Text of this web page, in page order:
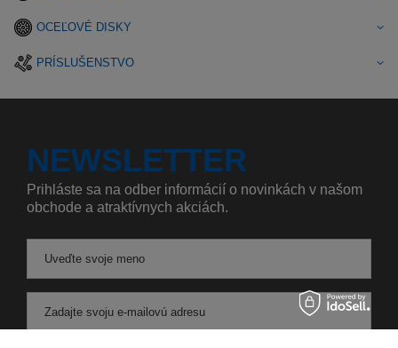
OCEĽOVÉ DISKY
PRÍSLUŠENSTVO
NEWSLETTER
Prihláste sa na odber informácií o novinkách v našom
obchode a atraktívnych akciách.
Uveďte svoje meno
Zadajte svoju e-mailovú adresu